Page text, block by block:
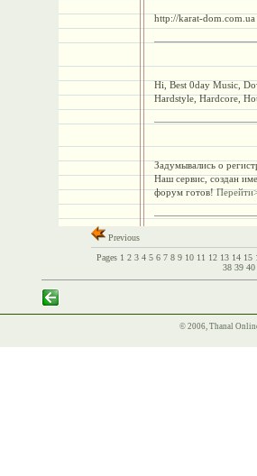
http://karat-dom.com.ua
Hi, Best 0day Music,
Hardstyle, Hardcore,
Задумывались о
Наш сервис, создан
форум готов!
Previous
Pages 1 2 3 4 5 6 7 8 9 10 11 12 13 14 15
38 39 40
© 2006, Thanal